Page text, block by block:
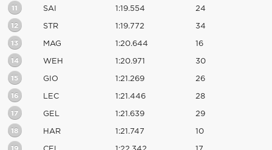
11 SAI 1:19.554 24
12 STR 1:19.772 34
13 MAG 1:20.644 16
14 WEH 1:20.971 30
15 GIO 1:21.269 26
16 LEC 1:21.446 28
17 GEL 1:21.639 29
18 HAR 1:21.747 10
19